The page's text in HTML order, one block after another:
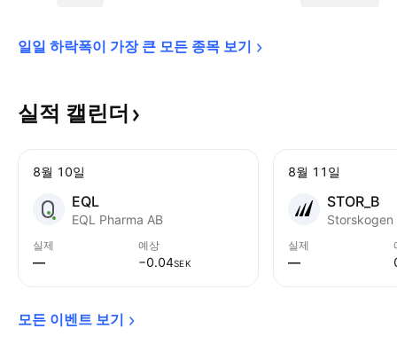
일일 하락폭이 가장 큰 모든 종목 보기
실적 캘린더
8월 10일
EQL
EQL Pharma AB
실제
—
예상
−0.04SEK
8월 11일
STOR_B
Storskogen
실제
—
모든 이벤트 보기